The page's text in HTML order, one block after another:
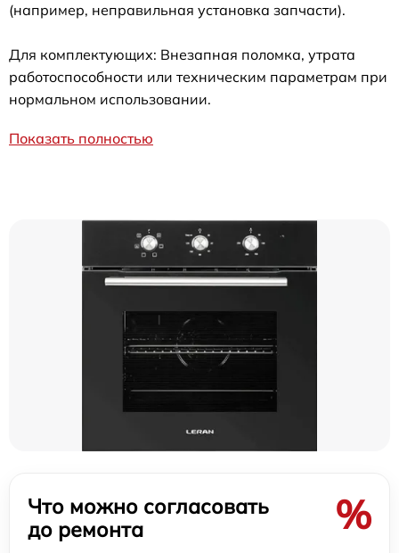
(например, неправильная установка запчасти).
Для комплектующих: Внезапная поломка, утрата
работоспособности или техническим параметрам при
нормальном использовании.
Показать полностью
Что можно согласовать
до ремонта
%